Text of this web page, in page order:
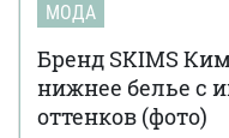
МОДА
Бренд SKIMS
нижнее белье с
оттенков (фото)